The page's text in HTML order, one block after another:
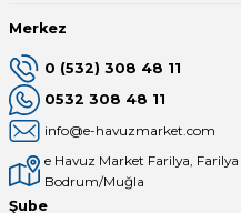
Merkez
0 (532) 308 48 11
0532 308 48 11
info@e-havuzmarket.com
e Havuz Market Farilya,
Bodrum/Muğla
Şube